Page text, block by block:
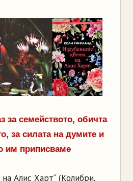
за семейството, обичта
за силата на думите и
им приписваме
Алис Харт“ (Колибри,